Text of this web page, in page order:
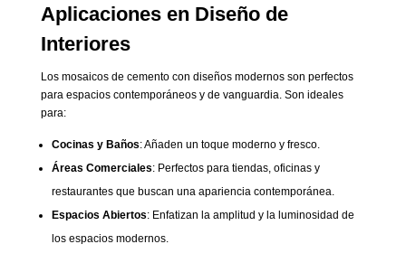
Aplicaciones en Diseño de
Interiores
Los mosaicos de cemento con diseños modernos son perfectos
para espacios contemporáneos y de vanguardia. Son ideales
para:
Cocinas y Baños: Añaden un toque moderno y fresco.
Áreas Comerciales: Perfectos para tiendas, oficinas y
restaurantes que buscan una apariencia contemporánea.
Espacios Abiertos: Enfatizan la amplitud y la luminosidad de
los espacios modernos.